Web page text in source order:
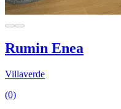
Rumin Enea
Villaverde
(0)